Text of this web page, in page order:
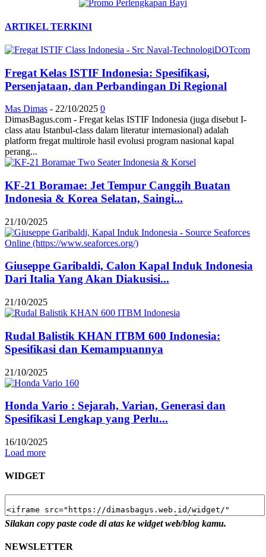
ARTIKEL TERKINI
Fregat Kelas ISTIF Indonesia: Spesifikasi,
Persenjataan, dan Perbandingan Di Regional
Mas Dimas - 22/10/2025 0
DimasBagus.com - Fregat kelas ISTIF Indonesia (juga disebut I-
class atau Istanbul-class dalam literatur internasional) adalah
platform fregat multirole hasil evolusi program nasional kapal
perang...
KF-21 Boramae: Jet Tempur Canggih Buatan
Indonesia & Korea Selatan, Saingi...
21/10/2025
Giuseppe Garibaldi, Calon Kapal Induk Indonesia
Dari Italia Yang Akan Diakusisi...
21/10/2025
Rudal Balistik KHAN ITBM 600 Indonesia:
Spesifikasi dan Kemampuannya
21/10/2025
Honda Vario : Sejarah, Varian, Generasi dan
Spesifikasi Lengkap yang Perlu...
16/10/2025
Load more
WIDGET
Silakan copy paste code di atas ke widget web/blog kamu.
NEWSLETTER